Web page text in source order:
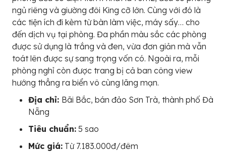
ngủ riêng và giường đôi King cỡ lớn. Cùng với đó là
các tiện ích đi kèm từ bàn làm việc, máy sấy… cho
đến dịch vụ tại phòng. Đa phần màu sắc các phòng
được sử dụng là trắng và đen, vừa đơn giản mà vẫn
toát lên được sự sang trọng vốn có. Ngoài ra, mỗi
phòng nghỉ còn được trang bị cả ban công view
hướng thẳng ra biển vô cùng lãng mạn.
Địa chỉ: Bãi Bắc, bán đảo Sơn Trà, thành phố Đà
Nẵng
Tiêu chuẩn: 5 sao
Mức giá: Từ 7.183.000đ/đêm